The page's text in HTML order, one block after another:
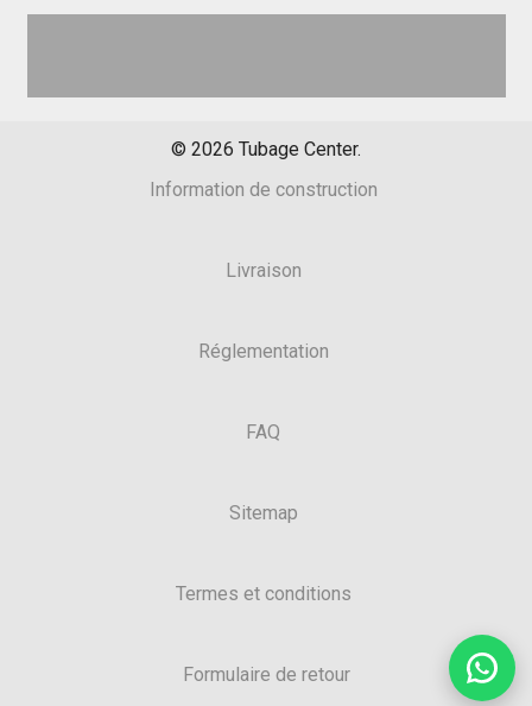
© 2026 Tubage Center.
Information de construction
Livraison
Réglementation
FAQ
Sitemap
Termes et conditions
Formulaire de retour